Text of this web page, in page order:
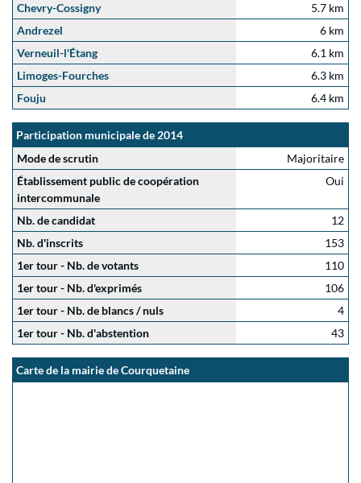
Chevry-Cossigny
5.7 km
Andrezel
6 km
Verneuil-l'Étang
6.1 km
Limoges-Fourches
6.3 km
Fouju
6.4 km
Participation municipale de 2014
Mode de scrutin
Majoritaire
Établissement public de coopération
intercommunale
Oui
Nb. de candidat
12
Nb. d'inscrits
153
1er tour - Nb. de votants
110
1er tour - Nb. d'exprimés
106
1er tour - Nb. de blancs / nuls
4
1er tour - Nb. d'abstention
43
Carte de la mairie de Courquetaine